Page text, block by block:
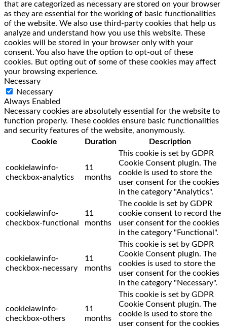
that are categorized as necessary are stored on your browser
as they are essential for the working of basic functionalities
of the website. We also use third-party cookies that help us
analyze and understand how you use this website. These
cookies will be stored in your browser only with your
consent. You also have the option to opt-out of these
cookies. But opting out of some of these cookies may affect
your browsing experience.
Necessary
Necessary
Always Enabled
Necessary cookies are absolutely essential for the website to
function properly. These cookies ensure basic functionalities
and security features of the website, anonymously.
Cookie
Duration Description
cookielawinfo-
checkbox-analytics
11
months
This cookie is set by GDPR
Cookie Consent plugin. The
cookie is used to store the
user consent for the cookies
in the category "Analytics".
cookielawinfo-
checkbox-functional
11
months
The cookie is set by GDPR
cookie consent to record the
user consent for the cookies
in the category "Functional".
cookielawinfo-
checkbox-necessary
11
months
This cookie is set by GDPR
Cookie Consent plugin. The
cookies is used to store the
user consent for the cookies
in the category "Necessary".
cookielawinfo-
checkbox-others
11
months
This cookie is set by GDPR
Cookie Consent plugin. The
cookie is used to store the
user consent for the cookies